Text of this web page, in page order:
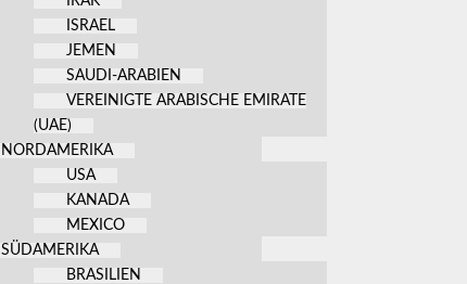
ISRAEL
JEMEN
SAUDI-ARABIEN
VEREINIGTE ARABISCHE EMIRATE
(UAE)
NORDAMERIKA
USA
KANADA
MEXICO
SÜDAMERIKA
BRASILIEN